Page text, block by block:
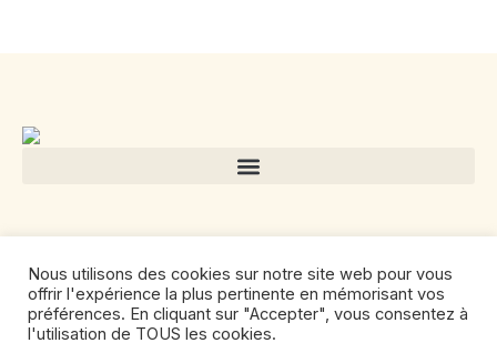
Nous utilisons des cookies sur notre site web pour vous
offrir l'expérience la plus pertinente en mémorisant vos
préférences. En cliquant sur "Accepter", vous consentez à
l'utilisation de TOUS les cookies.